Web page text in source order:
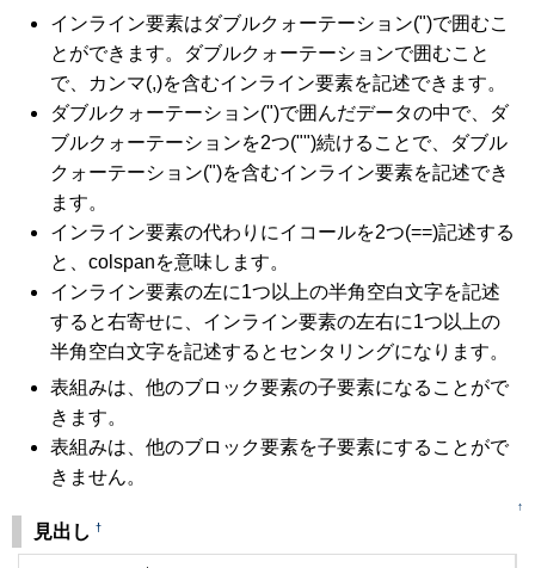
インライン要素はダブルクォーテーション(")で囲むこ
とができます。ダブルクォーテーションで囲むこと
で、カンマ(,)を含むインライン要素を記述できます。
ダブルクォーテーション(")で囲んだデータの中で、ダ
ブルクォーテーションを2つ("")続けることで、ダブル
クォーテーション(")を含むインライン要素を記述でき
ます。
インライン要素の代わりにイコールを2つ(==)記述する
と、colspanを意味します。
インライン要素の左に1つ以上の半角空白文字を記述
すると右寄せに、インライン要素の左右に1つ以上の
半角空白文字を記述するとセンタリングになります。
表組みは、他のブロック要素の子要素になることがで
きます。
表組みは、他のブロック要素を子要素にすることがで
きません。
↑
見出し †